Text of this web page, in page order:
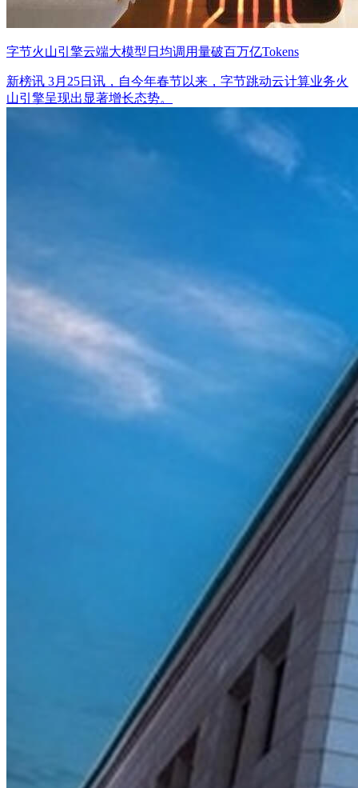
字节火山引擎云端大模型日均调用量破百万亿Tokens
新榜讯 3月25日讯，自今年春节以来，字节跳动云计算业务火
山引擎呈现出显著增长态势。